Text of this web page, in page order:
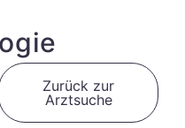
Zurück zur
Arztsuche